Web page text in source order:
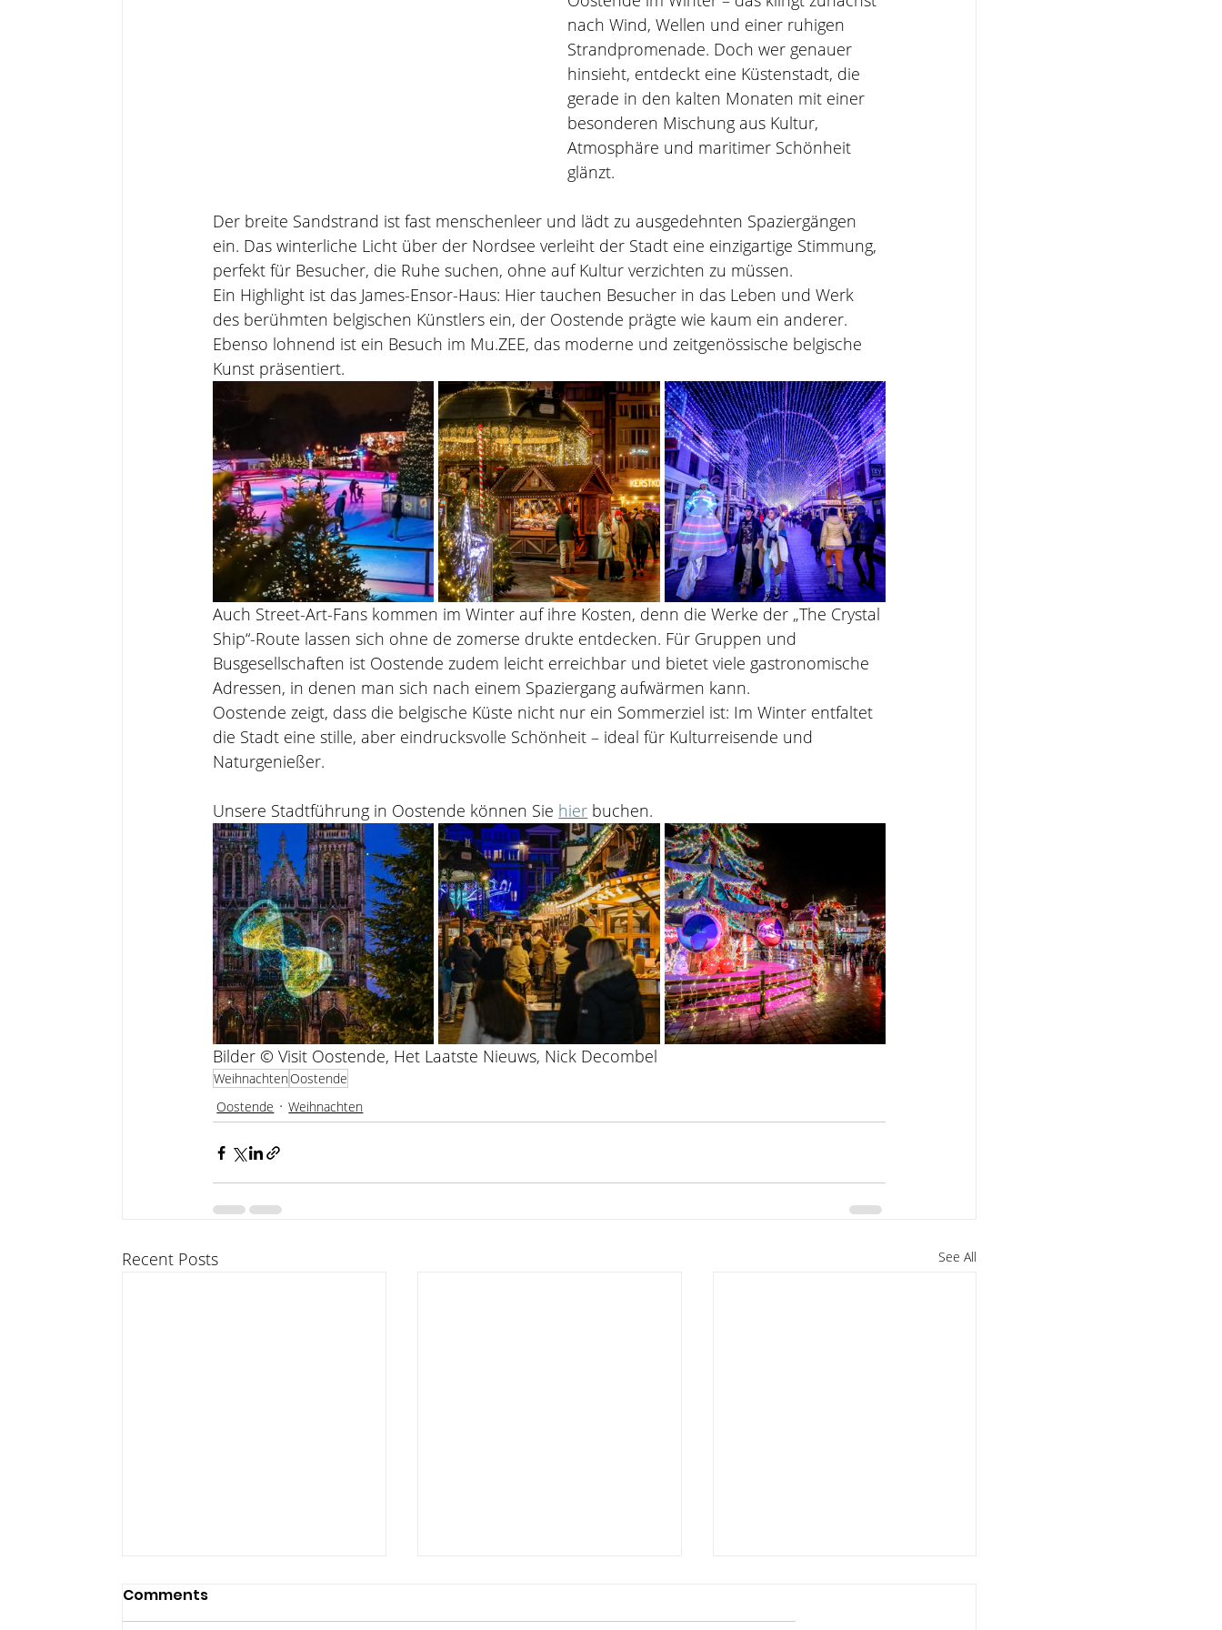
nach Wind, Wellen und einer ruhigen
Strandpromenade. Doch wer genauer
hinsieht, entdeckt eine Küstenstadt, die
gerade in den kalten Monaten mit einer
besonderen Mischung aus Kultur,
Atmosphäre und maritimer Schönheit
glänzt.
Der breite Sandstrand ist fast menschenleer und lädt zu ausgedehnten Spaziergängen
ein. Das winterliche Licht über der Nordsee verleiht der Stadt eine einzigartige Stimmung,
perfekt für Besucher, die Ruhe suchen, ohne auf Kultur verzichten zu müssen.
Ein Highlight ist das James-Ensor-Haus: Hier tauchen Besucher in das Leben und Werk
des berühmten belgischen Künstlers ein, der Oostende prägte wie kaum ein anderer.
Ebenso lohnend ist ein Besuch im Mu.ZEE, das moderne und zeitgenössische belgische
Kunst präsentiert.
Auch Street-Art-Fans kommen im Winter auf ihre Kosten, denn die Werke der „The Crystal
Ship“-Route lassen sich ohne de zomerse drukte entdecken. Für Gruppen und
Busgesellschaften ist Oostende zudem leicht erreichbar und bietet viele gastronomische
Adressen, in denen man sich nach einem Spaziergang aufwärmen kann.
Oostende zeigt, dass die belgische Küste nicht nur ein Sommerziel ist: Im Winter entfaltet
die Stadt eine stille, aber eindrucksvolle Schönheit – ideal für Kulturreisende und
Naturgenießer.
Unsere Stadtführung in Oostende können Sie hier buchen.
Bilder © Visit Oostende, Het Laatste Nieuws, Nick Decombel
WeihnachtenOostende
Oostende
Weihnachten
Recent Posts See All
Comments